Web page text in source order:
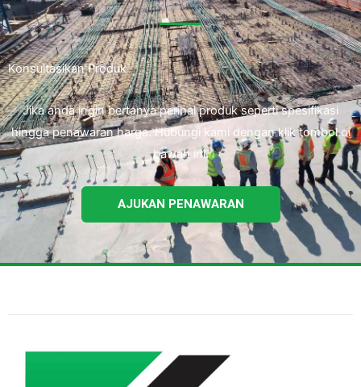
Konsultasikan Produk
Jika anda ingin bertanya perihal produk seperti spesifikasi
hingga penawaran harga. Hubungi kami dengan klik tombol di
bawah ini.
AJUKAN PENAWARAN